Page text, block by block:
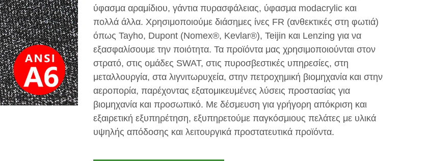
ύφασμα αραμίδιου, γάντια πυρασφάλειας, ύφασμα modacrylic και
πολλά άλλα. Χρησιμοποιούμε διάσημες ίνες FR (ανθεκτικές στη φωτιά)
όπως Tayho, Dupont (Nomex®, Kevlar®), Teijin και Lenzing για να
εξασφαλίσουμε την ποιότητα. Τα προϊόντα μας χρησιμοποιούνται στον
στρατό, στις ομάδες SWAT, στις πυροσβεστικές υπηρεσίες, στη
μεταλλουργία, στα λιγνιτωρυχεία, στην πετροχημική βιομηχανία και στην
αεροπορία, παρέχοντας εξατομικευμένες λύσεις προστασίας για
βιομηχανία και προσωπικό. Με δέσμευση για γρήγορη απόκριση και
εξαιρετική εξυπηρέτηση, εξυπηρετούμε παγκόσμιους πελάτες με υλικά
υψηλής απόδοσης και λειτουργικά προστατευτικά προϊόντα.